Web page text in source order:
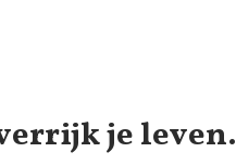
je leven.